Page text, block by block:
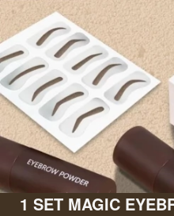
1 SET MAGIC